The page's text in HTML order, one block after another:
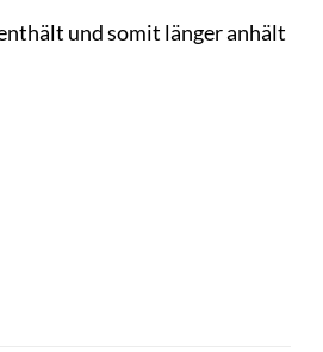
und somit länger anhält